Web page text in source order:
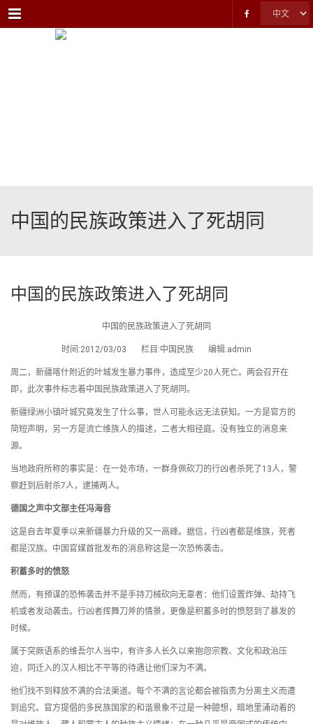
Menu
中国的民族政策进入了死胡同
中国的民族政策进入了死胡同
中国的民族政策进入了死胡同
时间:2012/03/03 栏目:中国民族 编辑:admin
周二，新疆喀什附近的叶城发生暴力事件，造成至少20人死亡。两会召开在
即，此次事件标志着中国民族政策进入了死胡同。
新疆绿洲小镇叶城究竟发生了什么事，世人可能永远无法获知。一方是官方的
简短声明，另一方是流亡维族人的描述，二者大相径庭。没有独立的消息来
源。
当地政府所称的事实是：在一处市场，一群身佩砍刀的行凶者杀死了13人，警
察赶到后射杀7人，逮捕两人。
德国之声中文部主任冯海音
这是自去年夏季以来新疆暴力升级的又一高峰。据信，行凶者都是维族，死者
都是汉族。中国官媒首批发布的消息称这是一次恐怖袭击。
积蓄多时的愤怒
然而，有预谋的恐怖袭击并不是手持刀械砍向无辜者：他们设置炸弹、劫持飞
机或者发动袭击。行凶者挥舞刀斧的情景，更像是积蓄多时的愤怒到了暴发的
时候。
属于突厥语系的维吾尔人当中，有许多人长久以来抱怨宗教、文化和政治压
迫，同迁入的汉人相比不平等的待遇让他们深为不满。
他们找不到释放不满的合法渠道。每个不满的言论都会被指责为分离主义而遭
到追究。官方提倡的多民族国家的和谐景象不过是一种臆想，暗地里涌动着的